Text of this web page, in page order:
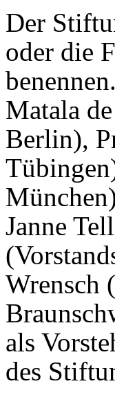
Der
oder die
Matala
Berlin),
Janne
Wrensch
als
des